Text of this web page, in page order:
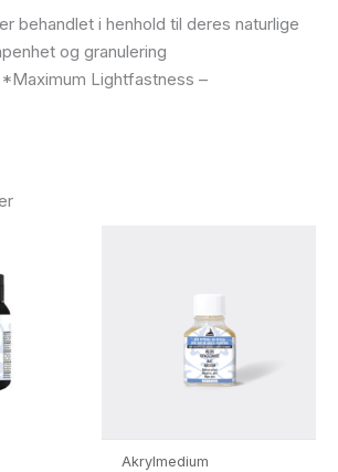
behandlet i henhold til deres naturlige
og granulering
Lightfastness –
Akrylmedium